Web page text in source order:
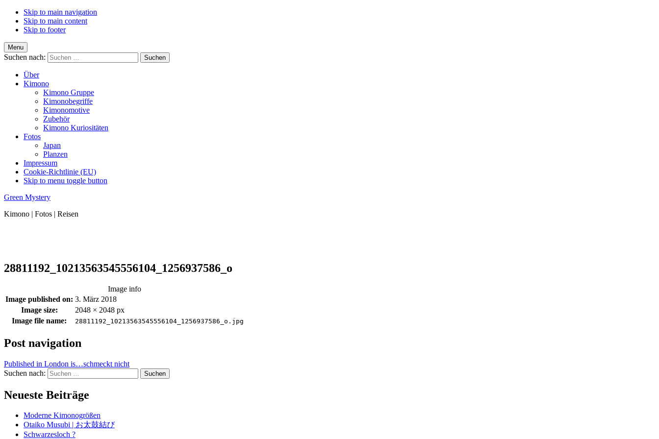
Skip to main navigation
Skip to main content
Skip to footer
Menu
Suchen nach:
Über
Kimono
Kimono Gruppe
Kimonobegriffe
Kimonomotive
Zubehör
Kimono Kuriositäten
Fotos
Japan
Planzen
Impressum
Cookie-Richtlinie (EU)
Skip to menu toggle button
Green Mystery
Kimono | Fotos | Reisen
28811192_10213563545556104_1256937586_o
Image info
Image published on: 3. März 2018
Image size:
2048 × 2048 px
Image file name:
28811192_10213563545556104_1256937586_o.jpg
Post navigation
Published in London is…schmeckt nicht
Suchen nach:
Neueste Beiträge
Moderne Kimonogrößen
Otaiko Musubi | お太鼓結び
Schwarzesloch ?